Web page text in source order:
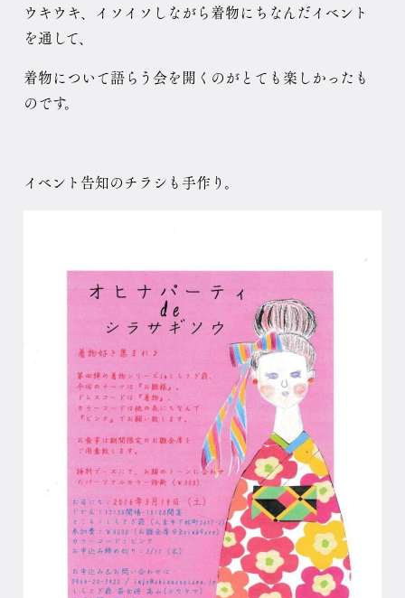
ウキウキ、イソイソしながら着物にちなんだイベント
を通して、
着物について語らう会を開くのがとても楽しかったも
のです。
イベント告知のチラシも手作り。